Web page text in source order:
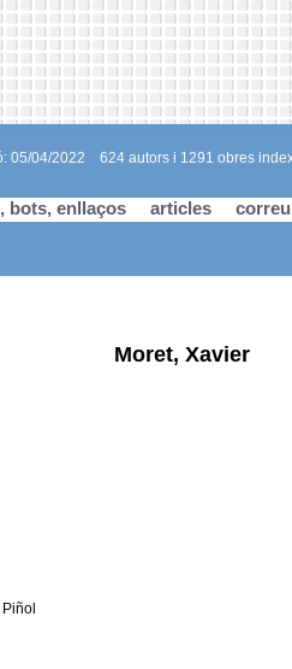
624 autors i 1291 obres
05/04/2022
bots, enllaços articles correu
Moret, Xavier